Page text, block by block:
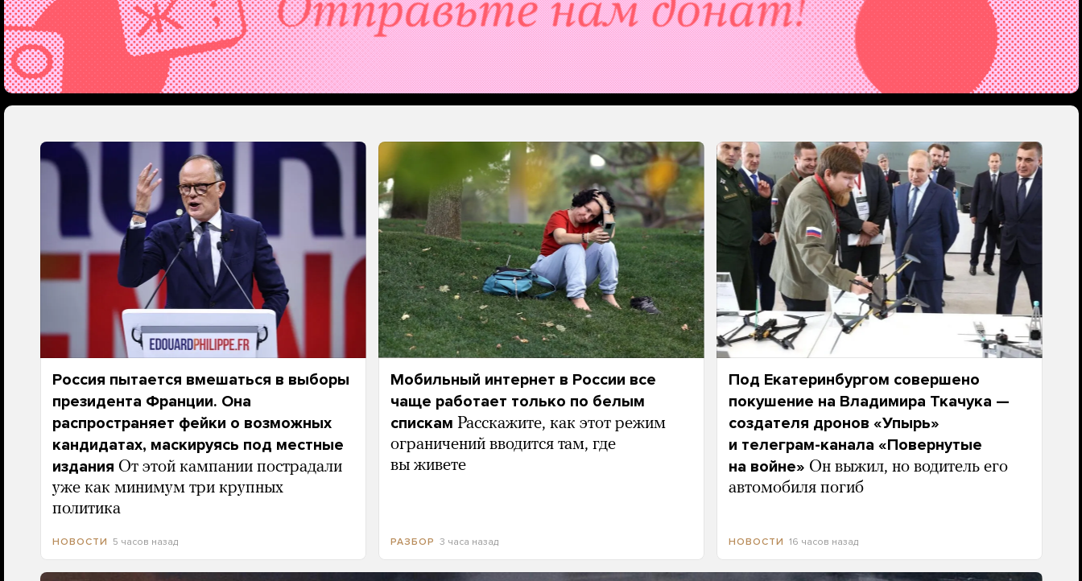
Россия пытается вмешаться в выборы
президента Франции. Она
распространяет фейки о возможных
кандидатах, маскируясь под местные
издания От этой кампании пострадали
уже как минимум три крупных
политика
НОВОСТИ 5 часов назад
Мобильный интернет в России все
чаще работает только по белым
спискам Расскажите, как этот режим
ограничений вводится там, где
вы живете
РАЗБОР 3 часа назад
Под Екатеринбургом совершено
покушение на Владимира Ткачука —
создателя дронов «Упырь»
и телеграм-канала «Повернутые
на войне» Он выжил, но водитель его
автомобиля погиб
НОВОСТИ 16 часов назад